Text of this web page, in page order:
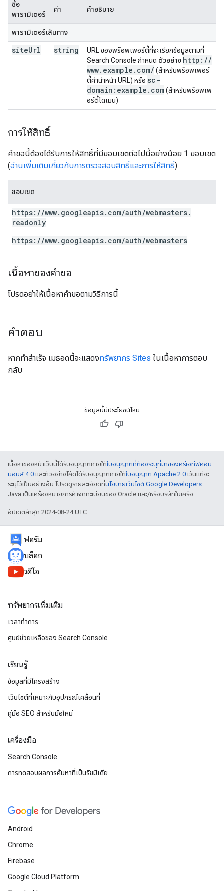
ชื่อ
พารามิเตอร์
ค่า คำอธิบาย
พารามิเตอร์เส้นทาง
siteUrl string
URL ของพร็อพเพอร์ตี้ที่จะเรียกข้อมูลตามที่
Search Console กำหนด ตัวอย่าง http: //
www. example . com/ (สำหรับพร็อพเพอร์
ตี้คำนำหน้า URL) หรือ sc-
domain:example . com(สำหรับพร็อพเพ
อร์ตี้โดเมน)
การให้สิทธิ์
คำขอนี้ต้องได้รับการให้สิทธิ์ที่มีขอบเขตต่อไปนี้อย่างน้อย 1 ขอบเขต
(อ่านเพิ่มเติมเกี่ยวกับการตรวจสอบสิทธิ์และการให้สิทธิ์)
ขอบเขต
https: //www. googleapis. com/auth/webmasters.
readonly
https: //www. googleapis. com/auth/webmasters
เนื้อหาของคำขอ
โปรดอย่าให้เนื้อหาคำขอตามวิธีการนี้
คำตอบ
หากทำสำเร็จ เมธอดนี้จะแสดงทรัพยากร Sites ในเนื้อหาการตอบ
กลับ
ข้อมูลนี้มีประโยชน์ไหม
เนื้อหาของหน้าเว็บนี้ได้รับอนุญาตภายใต้ใบอนุญาตที่ต้องระบุที่มาของครีเอทีฟคอม
มอนส์ 4.0 และตัวอย่างโค้ดได้รับอนุญาตภายใต้ใบอนุญาต Apache 2.0 เว้นแต่จะ
ระบุไว้เป็นอย่างอื่น โปรดดูรายละเอียดที่นโยบายเว็บไซต์ Google Developers
Java เป็นเครื่องหมายการค้าจดทะเบียนของ Oracle และ/หรือบริษัทในเครือ
อัปเดตล่าสุด 2024-08-24 UTC
ฟอรัม
บล็อก
วิดีโอ
ทรัพยากรเพิ่มเติม
เวลาทำการ
ศูนย์ช่วยเหลือของ Search Console
เรียนรู้
ข้อมูลที่มีโครงสร้าง
เว็บไซต์ที่เหมาะกับอุปกรณ์เคลื่อนที่
คู่มือ SEO สำหรับมือใหม่
เครื่องมือ
Search Console
การทดสอบผลการค้นหาที่เป็นริชมีเดีย
Android
Chrome
Firebase
Google Cloud Platform